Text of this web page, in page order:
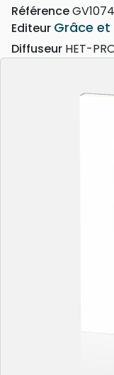
RéférenceGV1074
Editeur Grâce et
Diffuseur HET-